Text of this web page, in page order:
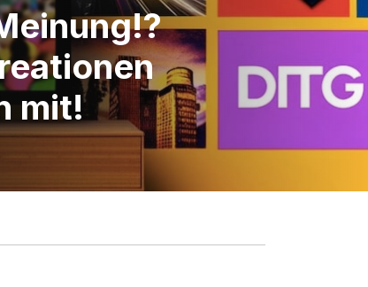
mit!